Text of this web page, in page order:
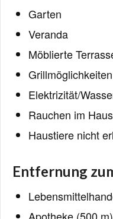
Garten
Veranda
Möblierte
Grillmöglichkeiten
Elektrizität/
Rauchen im
Haustiere nicht
Entfernung